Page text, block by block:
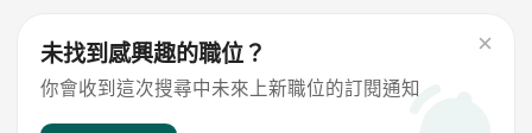
未找到感興趣的職位？
你會收到這次搜尋中未來上新職位的訂閱通知